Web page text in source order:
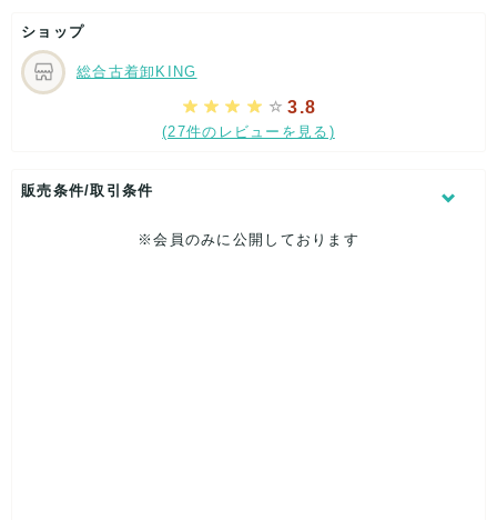
す。
たまに百貨店系ブランドや人気カジュアルブランドが混ざるこ
ともあります。
トです。
見られるものも含まれますが、
ショップ
総合古着卸KING
3.8
(27件のレビューを見る)
販売条件/取引条件
※会員のみに公開しております